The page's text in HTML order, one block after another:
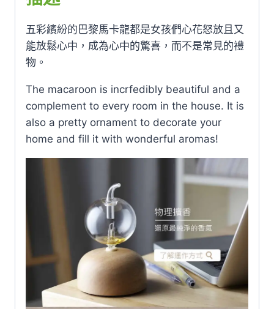
五彩繽紛的巴黎馬卡龍都是女孩們心花怒放且又
能放鬆心中，成為心中的驚喜，而不是常見的禮
物。
The macaroon is incrfedibly beautiful and a
complement to every room in the house. It is
also a pretty ornament to decorate your
home and fill it with wonderful aromas!